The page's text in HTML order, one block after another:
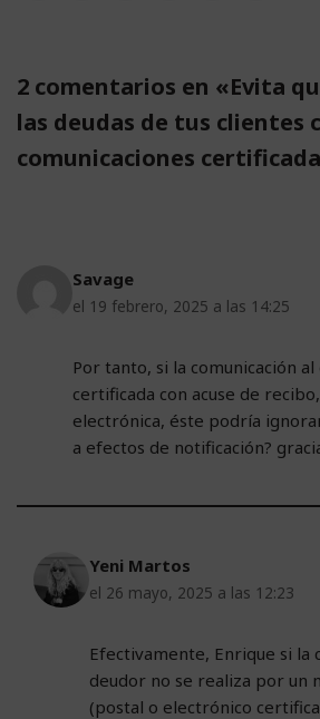
2 comentarios en «Evita
las deudas de tus clientes
comunicaciones
Savage
el 19 febrero, 2025 a las 14:25
Por tanto, si la comunicación
certificada con acuse de
electrónica, éste podría
a efectos de notificación?
Yeni Martos
el 26 mayo, 2025 a las 12:23
Efectivamente, Enrique si la
deudor no se realiza por un
(postal o electrónico